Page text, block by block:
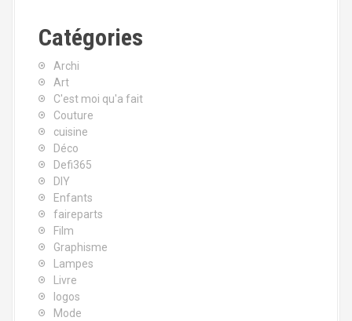
Catégories
Archi
Art
C'est moi qu'a fait
Couture
cuisine
Déco
Defi365
DIY
Enfants
faireparts
Film
Graphisme
Lampes
Livre
logos
Mode